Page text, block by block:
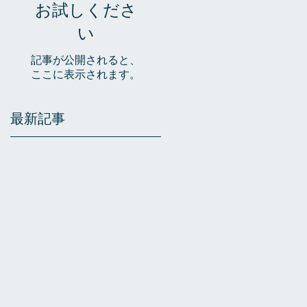
お試しくださ
い
記事が公開されると、
ここに表示されます。
最新記事